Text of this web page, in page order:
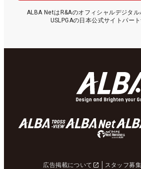
ALBA NetはR&Aのオフィシャルデジタ
USLPGAの日本公式サイトパート
広告掲載について スタッフ募集